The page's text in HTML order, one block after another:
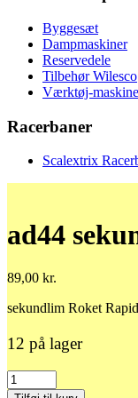
Byggesæt
Dampmaskiner
Reservedele
Tilbehør Wilesco
Værktøj-
Racerbaner
Scalextrix
ad44
89,00 kr.
sekundlim Roket
12 på lager
ad44
sekundlim